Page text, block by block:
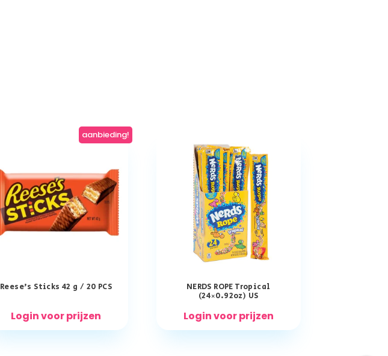
aanbieding!
Reese’s Sticks 42 g / 20 PCS
Login voor prijzen
NERDS ROPE Tropical
(24×0.92oz) US
Login voor prijzen